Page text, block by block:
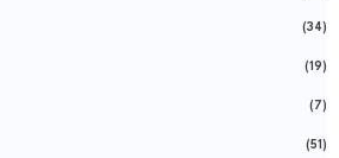
(34)
(19)
(7)
(51)